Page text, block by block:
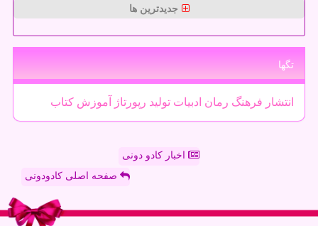
جدیدترین ها
تگها
انتشار فرهنگ رمان ادبیات تولید رپورتاژ آموزش كتاب
اخبار کادو دونی
صفحه اصلی کادودونی